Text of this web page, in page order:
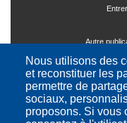
Autre
Nous utilisons des
et reconstituer les
permettre de
sociaux,
proposons. Si vous